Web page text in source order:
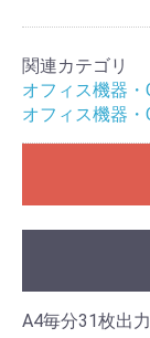
関連カテゴリ
オフィス機器・
オフィス機器・
A4毎分31枚出